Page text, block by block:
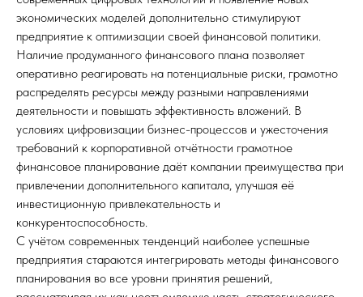
экономических моделей дополнительно стимулируют
предприятие к оптимизации своей финансовой политики.
Наличие продуманного финансового плана позволяет
оперативно реагировать на потенциальные риски, грамотно
распределять ресурсы между разными направлениями
деятельности и повышать эффективность вложений. В
условиях цифровизации бизнес-процессов и ужесточения
требований к корпоративной отчётности грамотное
финансовое планирование даёт компании преимущества при
привлечении дополнительного капитала, улучшая её
инвестиционную привлекательность и
конкурентоспособность.
С учётом современных тенденций наиболее успешные
предприятия стараются интегрировать методы финансового
планирования во все уровни принятия решений,